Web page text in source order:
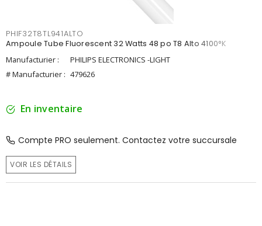
PHIF32T8TL941ALTO
Ampoule Tube Fluorescent 32 Watts 48 po T8 Alto 4100°K
Manufacturier :
PHILIPS ELECTRONICS -LIGHT
# Manufacturier : 479626
En inventaire
Compte PRO seulement. Contactez votre succursale
VOIR LES DÉTAILS